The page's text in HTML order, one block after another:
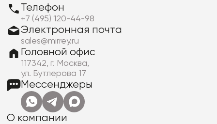
Телефон
+7 (495) 120-44-98
Электронная почта
sales@mirrey.ru
Головной офис
117342, г. Москва,
ул. Бутлерова 17
Мессенджеры
О компании